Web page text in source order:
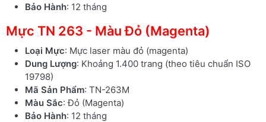
Bảo Hành: 12 tháng
Mực TN 263 - Màu Đỏ (Magenta)
Loại Mực: Mực laser màu đỏ (magenta)
Dung Lượng: Khoảng 1.400 trang (theo tiêu chuẩn ISO
19798)
Mã Sản Phẩm: TN-263M
Màu Sắc: Đỏ (Magenta)
Bảo Hành: 12 tháng